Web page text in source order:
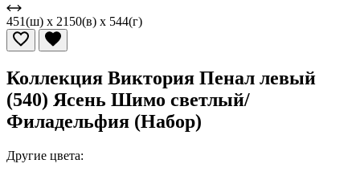
451(ш) x 2150(в) x 544(г)
Коллекция Виктория Пенал левый
(540) Ясень Шимо светлый/
Филадельфия (Набор)
Другие цвета: